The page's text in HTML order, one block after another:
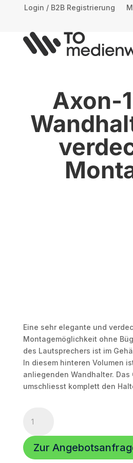
Login / B2B Registrierung
Axon-
Eine sehr elegante und
Montagemöglichkeit ohne
des Lautsprechers ist im
In diesem hinteren Volumen
anliegenden Wandhalter. Das
umschliesst komplett den
12x3
Wandhalter
für
verdeckte
Zur